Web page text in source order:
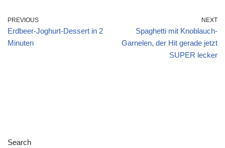
PREVIOUS
Erdbeer-Joghurt-Dessert in 2
Minuten
NEXT
Spaghetti mit Knoblauch-
Garnelen, der Hit gerade jetzt
SUPER lecker
Search